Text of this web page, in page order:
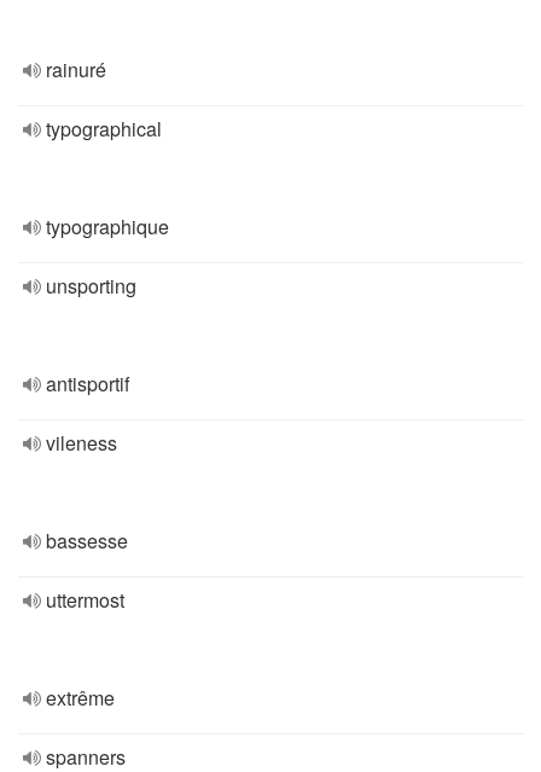
rainuré
typographical
typographique
unsporting
antisportif
vileness
bassesse
uttermost
extrême
spanners